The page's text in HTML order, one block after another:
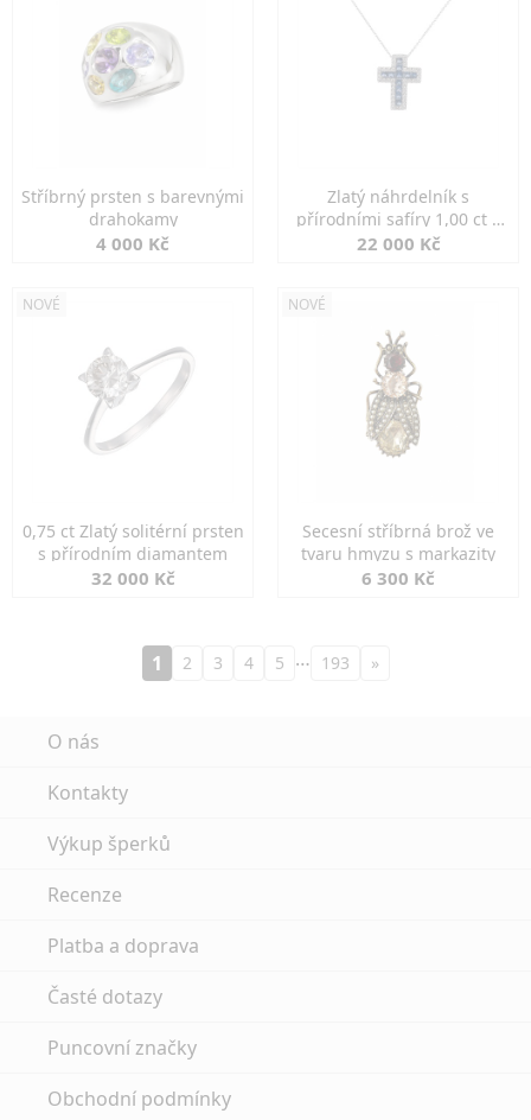
Stříbrný prsten s barevnými
drahokamy
4 000 Kč
Zlatý náhrdelník s
přírodními safíry 1,00 ct a
diamanty
22 000 Kč
NOVÉ
0,75 ct Zlatý solitérní prsten
s přírodním diamantem
32 000 Kč
NOVÉ
Secesní stříbrná brož ve
tvaru hmyzu s markazity
6 300 Kč
1 2 3 4 5 … 193 »
O nás
Kontakty
Výkup šperků
Recenze
Platba a doprava
Časté dotazy
Puncovní značky
Obchodní podmínky